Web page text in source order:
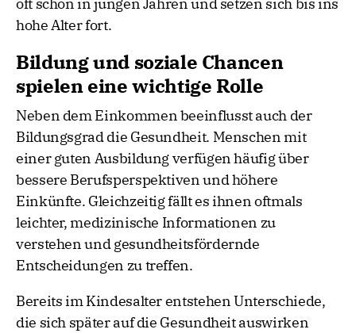
oft schon in jungen Jahren und setzen sich bis ins
hohe Alter fort.
Bildung und soziale Chancen
spielen eine wichtige Rolle
Neben dem Einkommen beeinflusst auch der
Bildungsgrad die Gesundheit. Menschen mit
einer guten Ausbildung verfügen häufig über
bessere Berufsperspektiven und höhere
Einkünfte. Gleichzeitig fällt es ihnen oftmals
leichter, medizinische Informationen zu
verstehen und gesundheitsfördernde
Entscheidungen zu treffen.
Bereits im Kindesalter entstehen Unterschiede,
die sich später auf die Gesundheit auswirken